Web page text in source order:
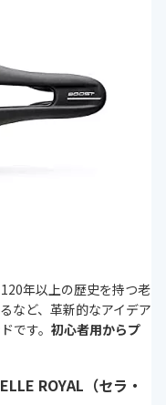
年以上の歴史を持つ老
など、革新的なアイデア
です。 初心者用からプ
ROYAL（セラ・